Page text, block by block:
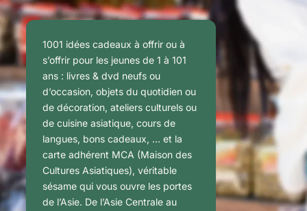
1001 idées cadeaux à offrir ou à
s’offrir pour les jeunes de 1 à 101
ans : livres & dvd neufs ou
d’occasion, objets du quotidien ou
de décoration, ateliers culturels ou
de cuisine asiatique, cours de
langues, bons cadeaux, … et la
carte adhérent MCA (Maison des
Cultures Asiatiques), véritable
sésame qui vous ouvre les portes
de l’Asie. De l’Asie Centrale au